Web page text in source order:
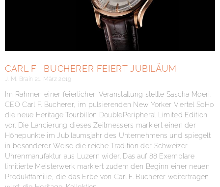
CARL F . BUCHERER FEIERT JUBILÄUM
J. M. Brain 21. März 2019
Im Rahmen einer feierlichen Veranstaltung stellte Sascha Moeri,
CEO Carl F. Bucherer, im pulsierenden New Yorker Viertel SoHo
die neue Heritage Tourbillon DoublePeripheral Limited Edition
vor. Die Lancierung dieses Zeitmessers markiert einen der
Höhepunkte im Jubiläumsjahr des Unternehmens und spiegelt
in besonderer Weise die reiche Tradition der Schweizer
Uhrenmanufaktur aus Luzern wider. Das auf 88 Exemplare
limitierte Meisterwerk markiert zudem den Beginn einer neuen
Produktfamilie, die das Erbe von Carl F. Bucherer weitertragen